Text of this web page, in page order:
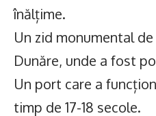
înălțime.
Un zid monumental
Dunăre, unde a fost
Un port care a
timp de 17-18 secole.